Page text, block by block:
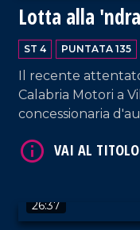
Lotta alla
la guardia
ST 4 PUNTATA 135
Il recente
Calabria Motori a
concessionaria
necessità di
26:37